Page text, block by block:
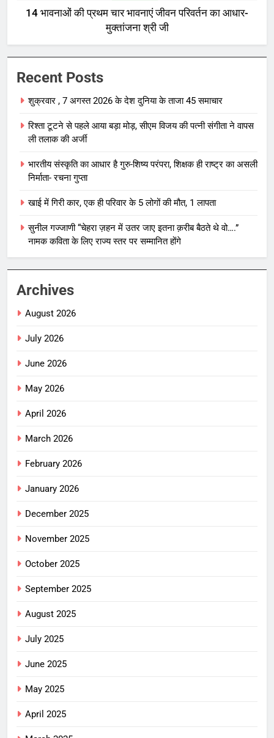
14 भावनाओं की प्रथम चार भावनाएं जीवन परिवर्तन का आधार-
मुक्तांजना श्री जी
Recent Posts
शुक्रवार , 7 अगस्त 2026 के देश दुनिया के ताजा 45 समाचार
रिश्ता टूटने से पहले आया बड़ा मोड़, सीएम विजय की पत्नी संगीता ने वापस
ली तलाक की अर्जी
भारतीय संस्कृति का आधार है गुरु-शिष्य परंपरा, शिक्षक ही राष्ट्र का असली
निर्माता- रचना गुप्ता
खाई में गिरी कार, एक ही परिवार के 5 लोगों की मौत, 1 लापता
सुनील गज्जाणी “चेहरा ज़हन में उतर जाए इतना क़रीब बैठते थे वो….”
नामक कविता के लिए राज्य स्तर पर सम्मानित होंगे
Archives
August 2026
July 2026
June 2026
May 2026
April 2026
March 2026
February 2026
January 2026
December 2025
November 2025
October 2025
September 2025
August 2025
July 2025
June 2025
May 2025
April 2025